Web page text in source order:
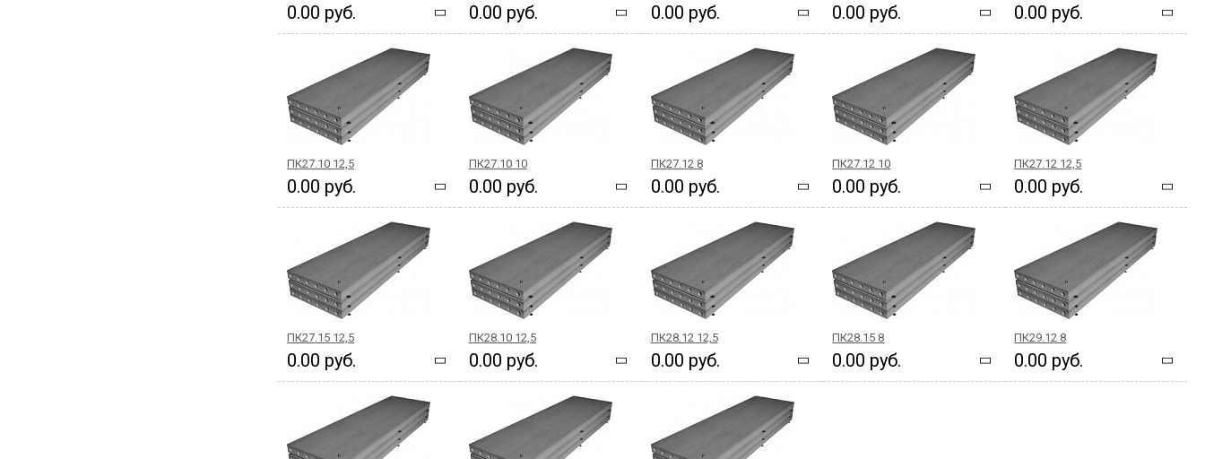
0.00 руб. 0.00 руб. 0.00 руб. 0.00 руб. 0.00 руб.
ПК27.10 12,5
0.00 руб.
ПК27.10 10
0.00 руб.
ПК27.12 8
0.00 руб.
ПК27.12 10
0.00 руб.
ПК27.12 12,5
0.00 руб.
ПК27.15 12,5
0.00 руб.
ПК28.10 12,5
0.00 руб.
ПК28.12 12,5
0.00 руб.
ПК28.15 8
0.00 руб.
ПК29.12 8
0.00 руб.